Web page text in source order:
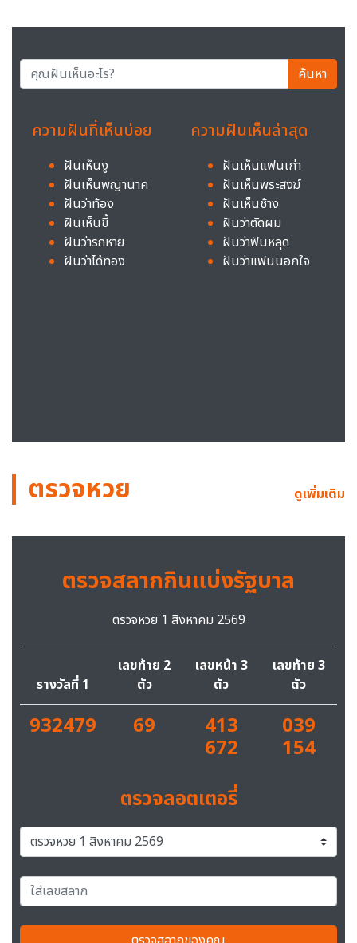
ค้นหา
ความฝันที่เห็นบ่อย
ฝันเห็นงู
ฝันเห็นพญานาค
ฝันว่าท้อง
ฝันเห็นขี้
ฝันว่ารถหาย
ฝันว่าได้ทอง
ความฝันเห็นล่าสุด
ฝันเห็นแฟนเก่า
ฝันเห็นพระสงฆ์
ฝันเห็นช้าง
ฝันว่าตัดผม
ฝันว่าฟันหลุด
ฝันว่าแฟนนอกใจ
ตรวจหวย ดูเพิ่มเติม
ตรวจสลากกินแบ่งรัฐบาล
ตรวจหวย 1 สิงหาคม 2569
รางวัลที่ 1
เลขท้าย 2
ตัว
เลขหน้า 3
ตัว
เลขท้าย 3
ตัว
932479 69 413
672
039
154
ตรวจลอตเตอรี่